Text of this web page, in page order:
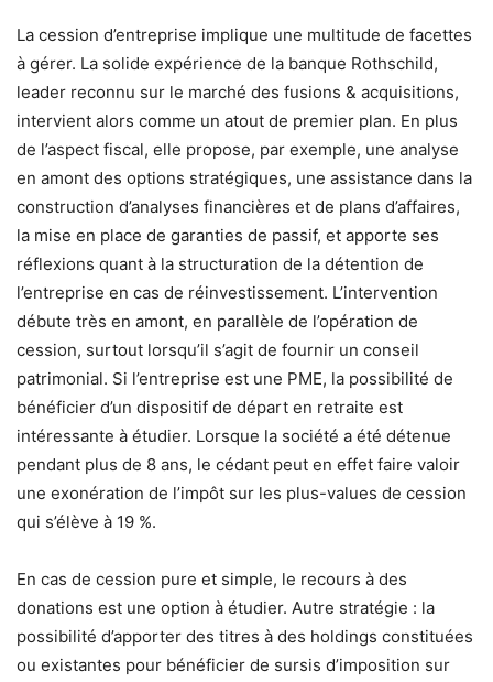
La cession d’entreprise implique une multitude de facettes
à gérer. La solide expérience de la banque Rothschild,
leader reconnu sur le marché des fusions & acquisitions,
intervient alors comme un atout de premier plan. En plus
de l’aspect fiscal, elle propose, par exemple, une analyse
en amont des options stratégiques, une assistance dans la
construction d’analyses financières et de plans d’affaires,
la mise en place de garanties de passif, et apporte ses
réflexions quant à la structuration de la détention de
l’entreprise en cas de réinvestissement. L’intervention
débute très en amont, en parallèle de l’opération de
cession, surtout lorsqu’il s’agit de fournir un conseil
patrimonial. Si l’entreprise est une PME, la possibilité de
bénéficier d’un dispositif de départ en retraite est
intéressante à étudier. Lorsque la société a été détenue
pendant plus de 8 ans, le cédant peut en effet faire valoir
une exonération de l’impôt sur les plus-values de cession
qui s’élève à 19 %.
En cas de cession pure et simple, le recours à des
donations est une option à étudier. Autre stratégie : la
possibilité d’apporter des titres à des holdings constituées
ou existantes pour bénéficier de sursis d’imposition sur